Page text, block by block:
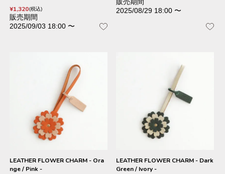
¥1,320 税込
販売期間
2025/09/03 18:00 〜
2025/08/29 18:00 〜
LEATHER FLOWER CHARM - Ora
nge / Pink -
LEATHER FLOWER CHARM - Dark
Green / Ivory -